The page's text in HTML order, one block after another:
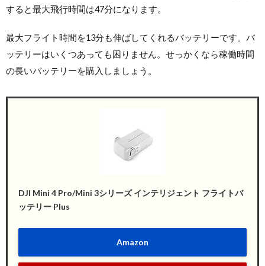
すると最大飛行時間は47分になります。
最大フライト時間を13分も伸ばしてくれるバッテリーです。バ
ッテリーはいくつあっても困りません。せっかくなら稼働時間
の長いバッテリーを購入しましょう。
DJI Mini 4 Pro/Mini 3シリーズ インテリジェント フライトバ
ッテリー Plus
Amazon